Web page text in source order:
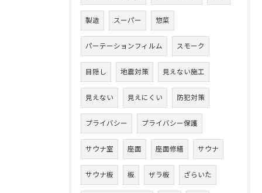
製造 スーパー 惣菜
パーテーションフィルム スモーク
目隠し 地震対策 見えない施工
見えない 見えにくい 防犯対策
プライバシー プライバシー保護
サウナ室 座面 座面修繕 サウナ
サウナ板 板 ザラ板 ざらいた